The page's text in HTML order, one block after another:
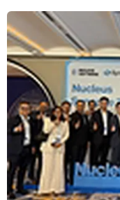
Bộ Y tế xây
bệnh đậu mùa
01/08/2022 13:53